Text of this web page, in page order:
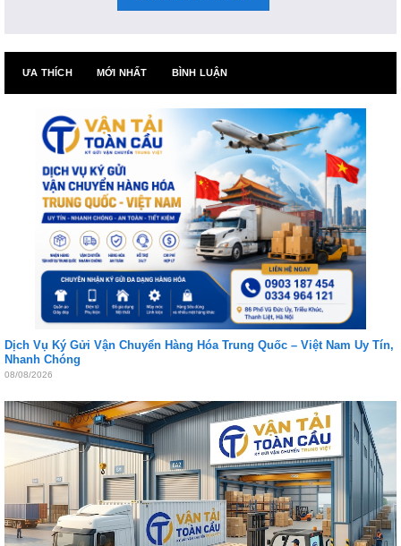
ƯA THÍCH MỚI NHẤT BÌNH LUẬN
Dịch Vụ Ký Gửi Vận Chuyển Hàng Hóa Trung Quốc – Việt Nam Uy Tín,
Nhanh Chóng
08/08/2026